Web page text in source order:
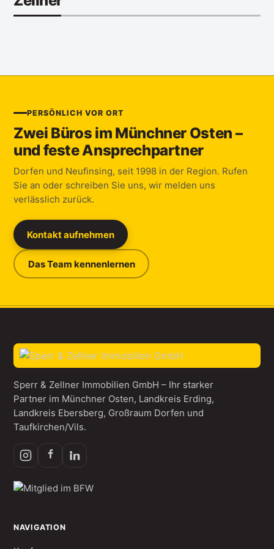
PERSÖNLICH VOR ORT
Zwei Büros im Münchner Osten –
und feste Ansprechpartner
Dorfen und Neufinsing, seit 1998 in der Region. Rufen
Sie an oder schreiben Sie uns, wir melden uns
verlässlich zurück.
Kontakt aufnehmen
Das Team kennenlernen
Sperr & Zellner Immobilien GmbH – Ihr starker
Partner im Münchner Osten, Landkreis Erding,
Landkreis Ebersberg, Großraum Dorfen und
Taufkirchen/Vils.
NAVIGATION